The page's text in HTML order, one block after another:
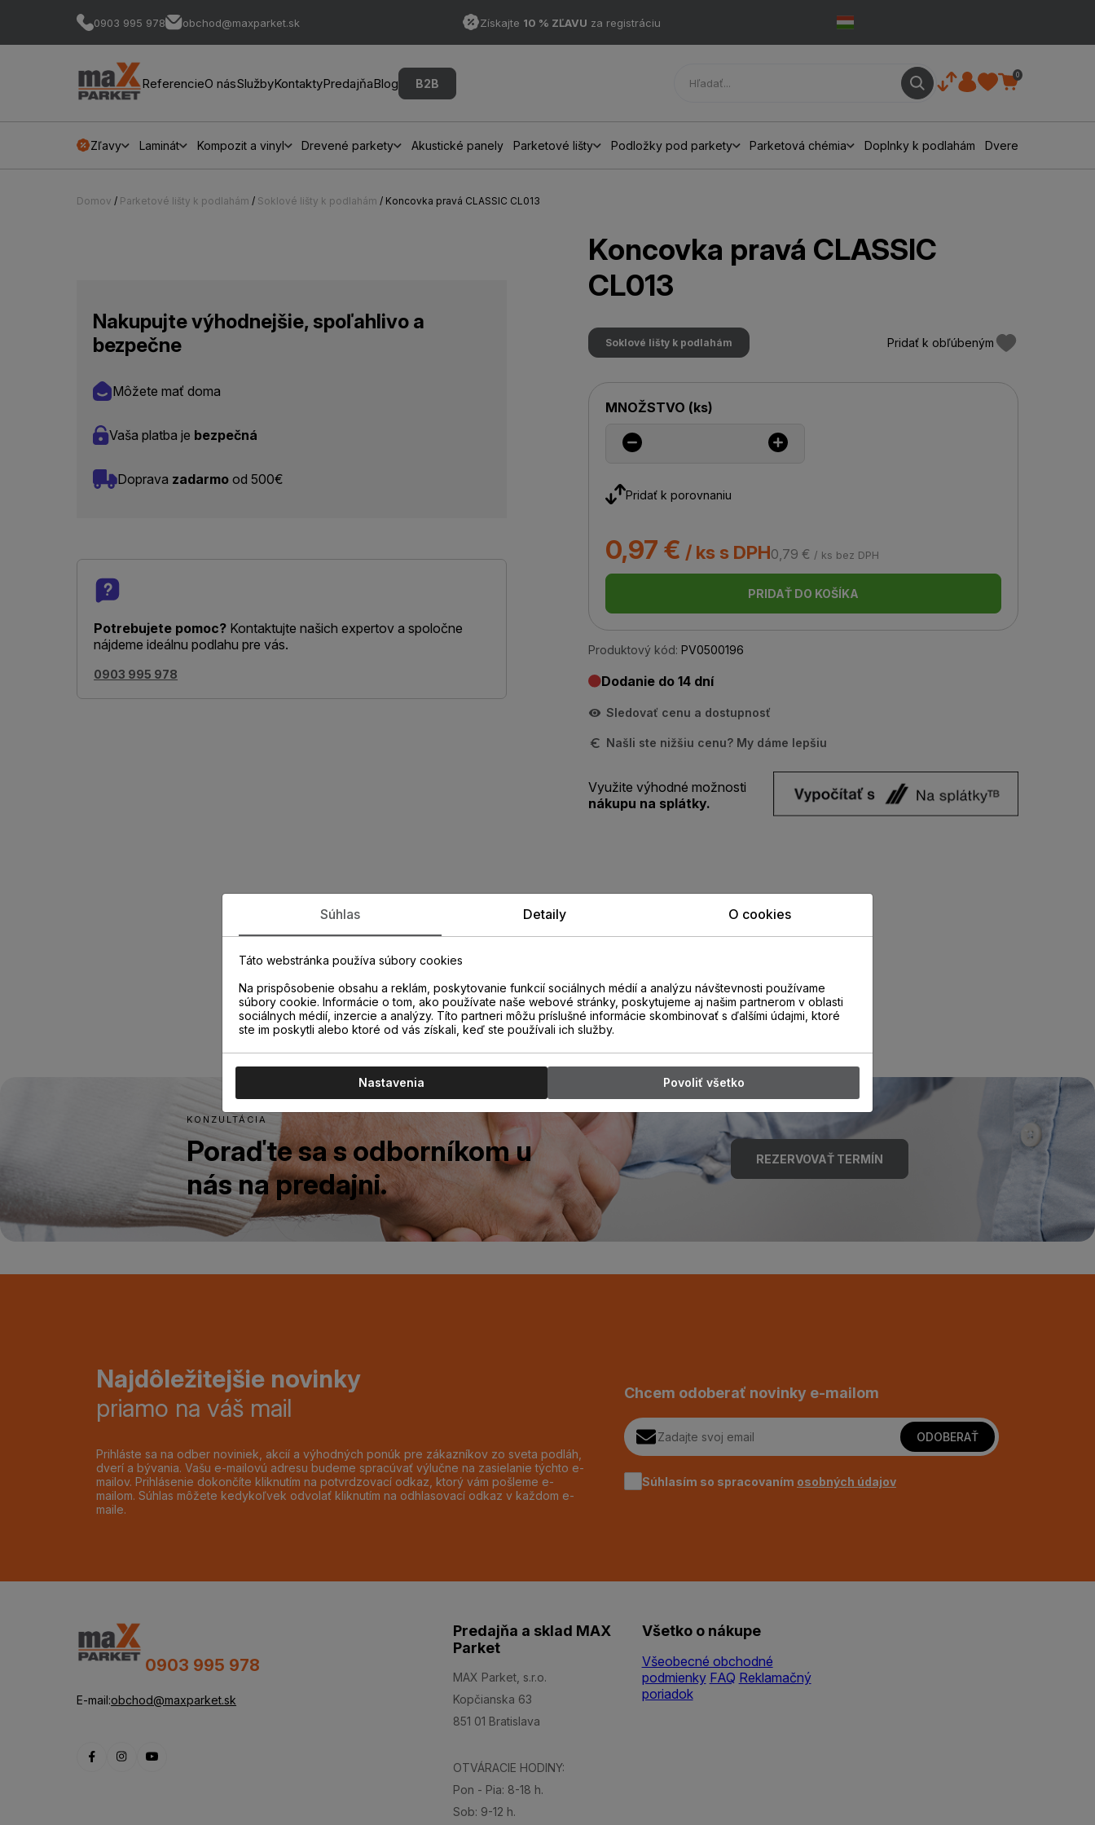
0903 995 978 obchod@maxparket.sk Získajte 10 % ZĽAVU za registráciu
ReferencieO násSlužbyKontaktyPredajňaBlog B2B
0
Zľavy Laminát Kompozit a vinyl Drevené parkety Akustické panely Parketové lišty Podložky pod parkety Parketová chémia Doplnky k podlahám Dvere
Domov / Parketové lišty k podlahám / Soklové lišty k podlahám / Koncovka pravá CLASSIC CL013
Nakupujte výhodnejšie, spoľahlivo a
bezpečne
Môžete mať doma
Vaša platba je bezpečná
Doprava zadarmo od 500€
Potrebujete pomoc? Kontaktujte našich expertov a spoločne
nájdeme ideálnu podlahu pre vás.
0903 995 978
Koncovka pravá CLASSIC
CL013
Soklové lišty k podlahám Pridať k obľúbeným
MNOŽSTVO (ks)
Pridať k porovnaniu
0,97 € / ks s DPH0,79 € / ks bez DPH
PRIDAŤ DO KOŠÍKA
Produktový kód: PV0500196
Dodanie do 14 dní
Sledovať cenu a dostupnosť
Našli ste nižšiu cenu? My dáme lepšiu
Využite výhodné možnosti
nákupu na splátky.
Zistite viac o vlastnostiach
produktu
KONZULTÁCIA
Poraďte sa s odborníkom u
nás na predajni.
REZERVOVAŤ TERMÍN
Najdôležitejšie novinky
priamo na váš mail
Prihláste sa na odber noviniek, akcií a výhodných ponúk pre zákazníkov zo sveta podláh,
dverí a bývania. Vašu e-mailovú adresu budeme spracúvať výlučne na zasielanie týchto e-
mailov. Prihlásenie dokončíte kliknutím na potvrdzovací odkaz, ktorý vám pošleme e-
mailom. Súhlas môžete kedykoľvek odvolať kliknutím na odhlasovací odkaz v každom e-
maile.
Chcem odoberať novinky e-mailom
ODOBERAŤ
Súhlasím so spracovaním osobných údajov
0903 995 978
E-mail:obchod@maxparket.sk
Predajňa a sklad MAX
Parket
MAX Parket, s.r.o.
Kopčianska 63
851 01 Bratislava
OTVÁRACIE HODINY:
Pon - Pia: 8-18 h.
Sob: 9-12 h.
Všetko o nákupe
Všeobecné obchodné
podmienky FAQ Reklamačný
poriadok
Súhlas Detaily O cookies
Táto webstránka používa súbory cookies
Na prispôsobenie obsahu a reklám, poskytovanie funkcií sociálnych médií a analýzu návštevnosti používame
súbory cookie. Informácie o tom, ako používate naše webové stránky, poskytujeme aj našim partnerom v oblasti
sociálnych médií, inzercie a analýzy. Títo partneri môžu príslušné informácie skombinovať s ďalšími údajmi, ktoré
ste im poskytli alebo ktoré od vás získali, keď ste používali ich služby.
Nastavenia Povoliť všetko